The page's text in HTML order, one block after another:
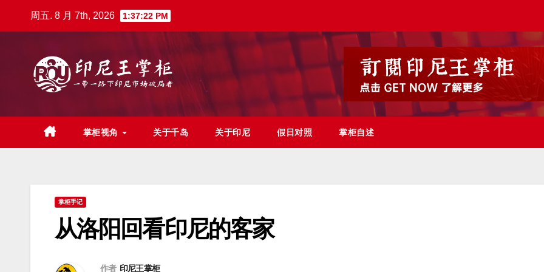
周五. 8 月 7th, 2026 1:37:23 PM
掌柜视角 关于千岛 关于印尼 假日对照 掌柜自述
掌柜手记
从洛阳回看印尼的客家
作者 印尼王掌柜